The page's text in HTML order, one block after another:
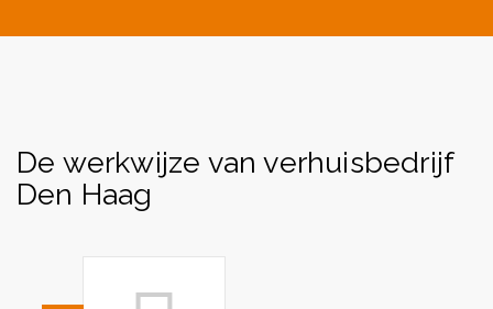
De werkwijze van verhuisbedrijf
Den Haag